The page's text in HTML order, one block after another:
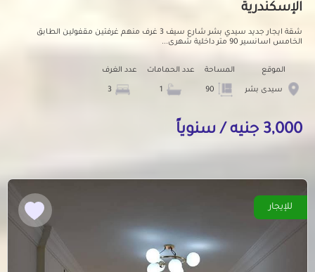
الإسكندرية
شقة ايجار جديد سيدي بشر شارع سيف 3 غرف منهم غرفتين مقفولين الطابق
الخامس اسانسير 90 متر داخلية شهرى...
الموقع
سيدى بشر
المساحة عدد الحمامات عدد الغرف
3,000 جنيه / سنوياً
للإيجار